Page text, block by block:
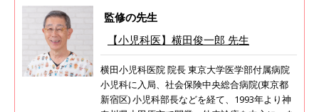
監修の先生
【小児科医】横田俊一郎 先生
横田小児科医院 院長 東京大学医学部付属病院
小児科に入局、社会保険中央総合病院(東京都
新宿区) 小児科部長などを経て、1993年より神